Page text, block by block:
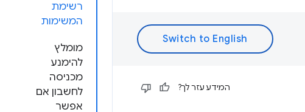
רשימת
המשימות
מומלץ
להימנע
מכניסה
לחשבון אם
אפשר
המידע עזר לך?